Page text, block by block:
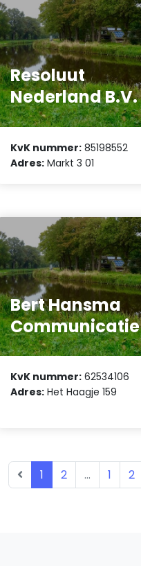
Resoluut
Nederland B.V.
KvK nummer: 85198552
Adres: Markt 3 01
Bert Hansma
Communicatie
KvK nummer: 62534106
Adres: Het Haagje 159
1 2 ... 1 2